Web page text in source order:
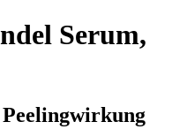
Serum,